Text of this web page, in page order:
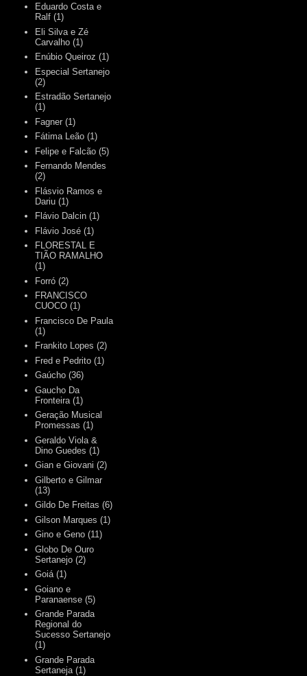
Eduardo Costa e
Ralf (1)
Eli Silva e Zé
Carvalho (1)
Enúbio Queiroz (1)
Especial Sertanejo
(2)
Estradão Sertanejo
(1)
Fagner (1)
Fátima Leão (1)
Felipe e Falcão (5)
Fernando Mendes
(2)
Flásvio Ramos e
Dariu (1)
Flávio Dalcin (1)
Flávio José (1)
FLORESTAL E
TIÃO RAMALHO
(1)
Forró (2)
FRANCISCO
CUOCO (1)
Francisco De Paula
(1)
Frankito Lopes (2)
Fred e Pedrito (1)
Gaúcho (36)
Gaucho Da
Fronteira (1)
Geração Musical
Promessas (1)
Geraldo Viola &
Dino Guedes (1)
Gian e Giovani (2)
Gilberto e Gilmar
(13)
Gildo De Freitas (6)
Gilson Marques (1)
Gino e Geno (11)
Globo De Ouro
Sertanejo (2)
Goiá (1)
Goiano e
Paranaense (5)
Grande Parada
Regional do
Sucesso Sertanejo
(1)
Grande Parada
Sertaneja (1)